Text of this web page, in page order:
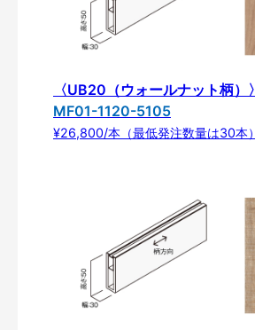
〈UB20（ウォールナット柄）〉
MF01-1120-5105
¥26,800/本（最低発注数量は30本）